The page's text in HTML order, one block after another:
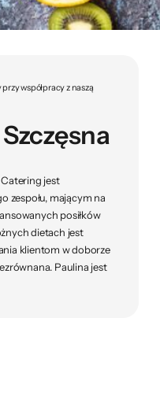
współpracy z naszą
jest
zespołu, mającym na
posiłków
dietach jest
klientom w doborze
Paulina jest